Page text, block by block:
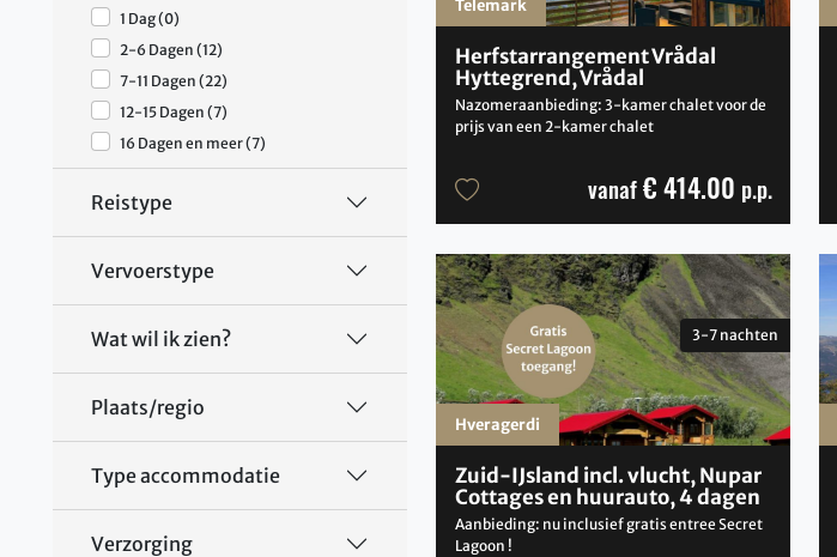
1 Dag (0)
2-6 Dagen (12)
7-11 Dagen (22)
12-15 Dagen (7)
16 Dagen en meer (7)
Reistype
Vervoerstype
Wat wil ik zien?
Plaats/regio
Type accommodatie
Verzorging
Herfstarrangement Vrådal
Hyttegrend, Vrådal
Nazomeraanbieding: 3-kamer chalet voor de
prijs van een 2-kamer chalet
vanaf€ 414.00 p.p.
Telemark
Zuid-IJsland incl. vlucht, Nupar
Cottages en huurauto, 4 dagen
Aanbieding: nu inclusief gratis entree Secret
Lagoon !
3-7 nachten
Hveragerdi